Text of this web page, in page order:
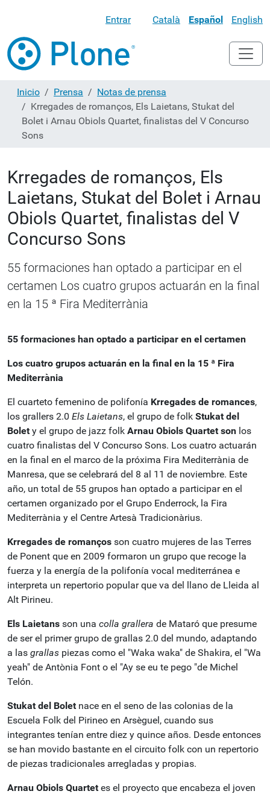
Entrar Català Español English
Inicio Prensa
Notas de prensa
Krregades de romanços, Els Laietans, Stukat del
Bolet i Arnau Obiols Quartet, finalistas del V Concurso
Sons
Krregades de romanços, Els
Laietans, Stukat del Bolet i Arnau
Obiols Quartet, finalistas del V
Concurso Sons
55 formaciones han optado a participar en el
certamen Los cuatro grupos actuarán en la final
en la 15 ª Fira Mediterrània
55 formaciones han optado a participar en el certamen
Los cuatro grupos actuarán en la final en la 15 ª Fira
Mediterrània
El cuarteto femenino de polifonía Krregades de romances,
los grallers 2.0 Els Laietans, el grupo de folk Stukat del
Bolet y el grupo de jazz folk Arnau Obiols Quartet son los
cuatro finalistas del V Concurso Sons. Los cuatro actuarán
en la final en el marco de la próxima Fira Mediterrània de
Manresa, que se celebrará del 8 al 11 de noviembre. Este
año, un total de 55 grupos han optado a participar en el
certamen organizado por el Grupo Enderrock, la Fira
Mediterrània y el Centre Artesà Tradicionàrius.
Krregades de romanços son cuatro mujeres de las Terres
de Ponent que en 2009 formaron un grupo que recoge la
fuerza y la energía de la polifonía vocal mediterránea e
interpreta un repertorio popular que va del llano de Lleida al
Alt Pirineu.
Els Laietans son una colla grallera de Mataró que presume
de ser el primer grupo de grallas 2.0 del mundo, adaptando
a las grallas piezas como el "Waka waka" de Shakira, el "Wa
yeah" de Antònia Font o el "Ay se eu te pego "de Michel
Telón.
Stukat del Bolet nace en el seno de las colonias de la
Escuela Folk del Pirineo en Arsèguel, cuando sus
integrantes tenían entre diez y quince años. Desde entonces
se han movido bastante en el circuito folk con un repertorio
de piezas tradicionales arregladas y propias.
Arnau Obiols Quartet es el proyecto que encabeza el joven